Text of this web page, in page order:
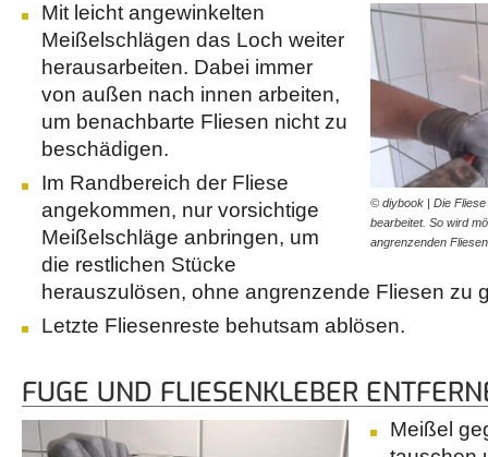
© diybook | Die
bearbeitet. So wird
angrenzenden
Mit leicht angewinkelten
Meißelschlägen das Loch weiter
herausarbeiten. Dabei immer
von außen nach innen arbeiten,
um benachbarte Fliesen nicht zu
beschädigen.
Im Randbereich der Fliese
angekommen, nur vorsichtige
Meißelschläge anbringen, um
die restlichen Stücke
herauszulösen, ohne angrenzende Fliesen zu
Letzte Fliesenreste behutsam ablösen.
FUGE UND FLIESENKLEBER
Meißel